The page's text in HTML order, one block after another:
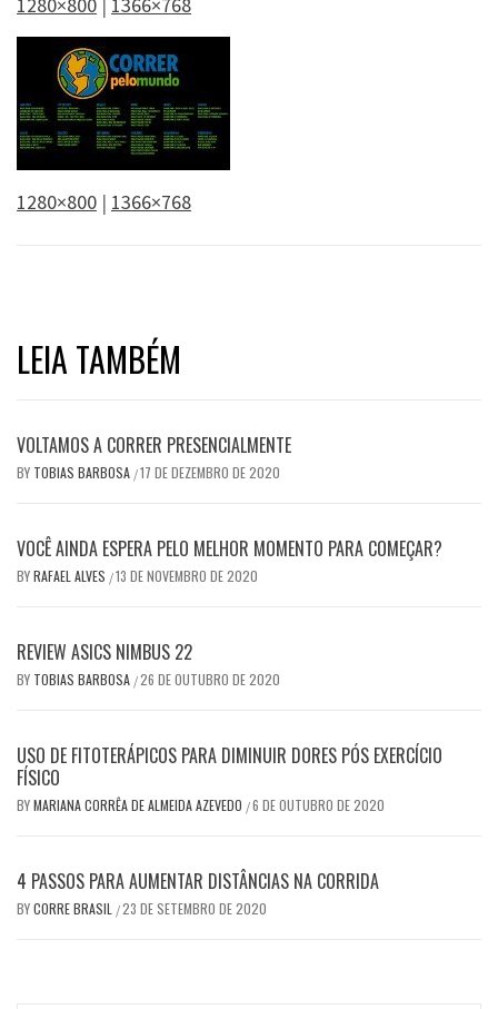
1280×800 | 1366×768
LEIA TAMBÉM
VOLTAMOS A CORRER PRESENCIALMENTE
BY TOBIAS BARBOSA /17 DE DEZEMBRO DE 2020
VOCÊ AINDA ESPERA PELO MELHOR MOMENTO PARA COMEÇAR?
BYRAFAEL ALVES /13 DE NOVEMBRO DE 2020
REVIEW ASICS NIMBUS 22
BY TOBIAS BARBOSA /26 DE OUTUBRO DE 2020
USO DE FITOTERÁPICOS PARA DIMINUIR DORES PÓS EXERCÍCIO
FÍSICO
BYMARIANA CORRÊA DE ALMEIDA AZEVEDO /6 DE OUTUBRO DE 2020
4 PASSOS PARA AUMENTAR DISTÂNCIAS NA CORRIDA
BYCORRE BRASIL /23 DE SETEMBRO DE 2020